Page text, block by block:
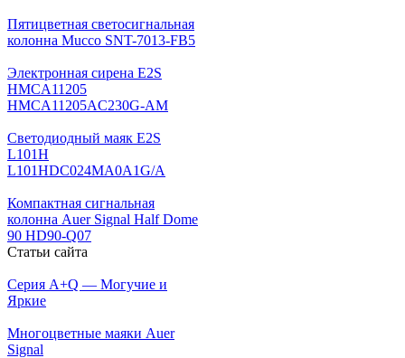
Пятицветная светосигнальная
колонна Mucco SNT-7013-FB5
Электронная сирена E2S
HMCA11205
HMCA11205AC230G-AM
Светодиодный маяк E2S
L101H
L101HDC024MA0A1G/A
Компактная сигнальная
колонна Auer Signal Half Dome
90 HD90-Q07
Статьи сайта
Серия A+Q — Могучие и
Яркие
Многоцветные маяки Auer
Signal